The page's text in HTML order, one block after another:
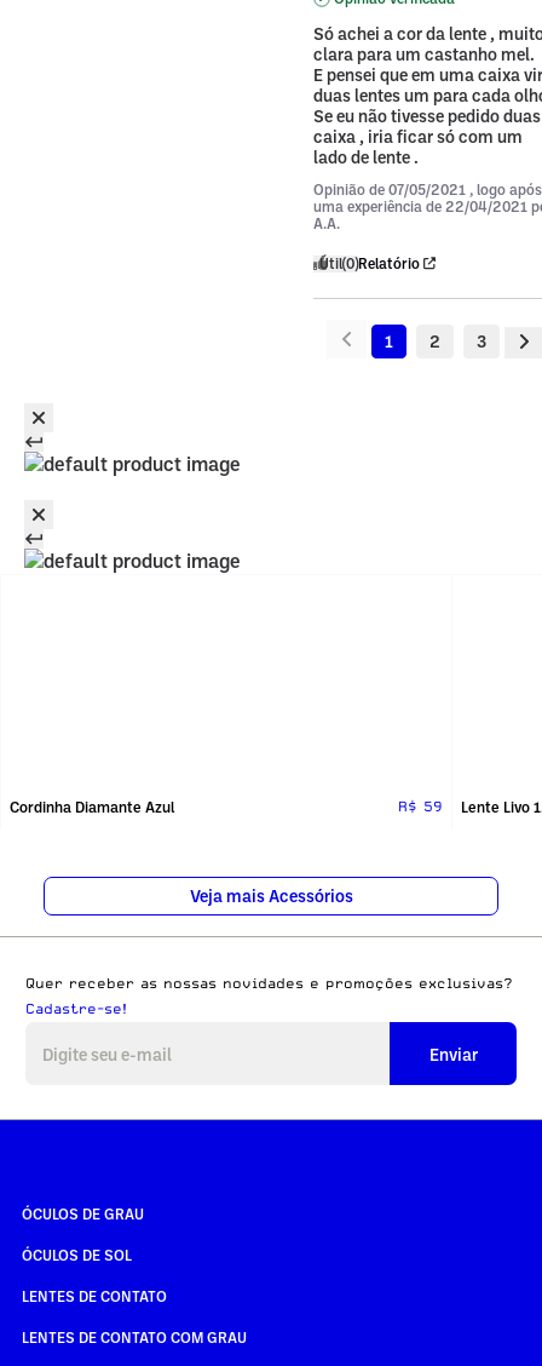
Só achei a cor da lente ,
clara para um castanho mel.
E pensei que em uma caixa
duas lentes um para cada
Se eu não tivesse pedido duas
caixa , iria ficar só com um
lado de lente .
Opinião de 07/05/2021 , logo após
uma experiência de 22/04/2021
A.A.
Útil(0)Relatório
1 2 3
Cordinha Diamante Azul R$ 59 Lente Livo
Veja mais Acessórios
Quer receber as nossas novidades e promoções exclusivas?
Cadastre-se!
Enviar
ÓCULOS DE GRAU
ÓCULOS DE SOL
LENTES DE CONTATO
LENTES DE CONTATO COM GRAU